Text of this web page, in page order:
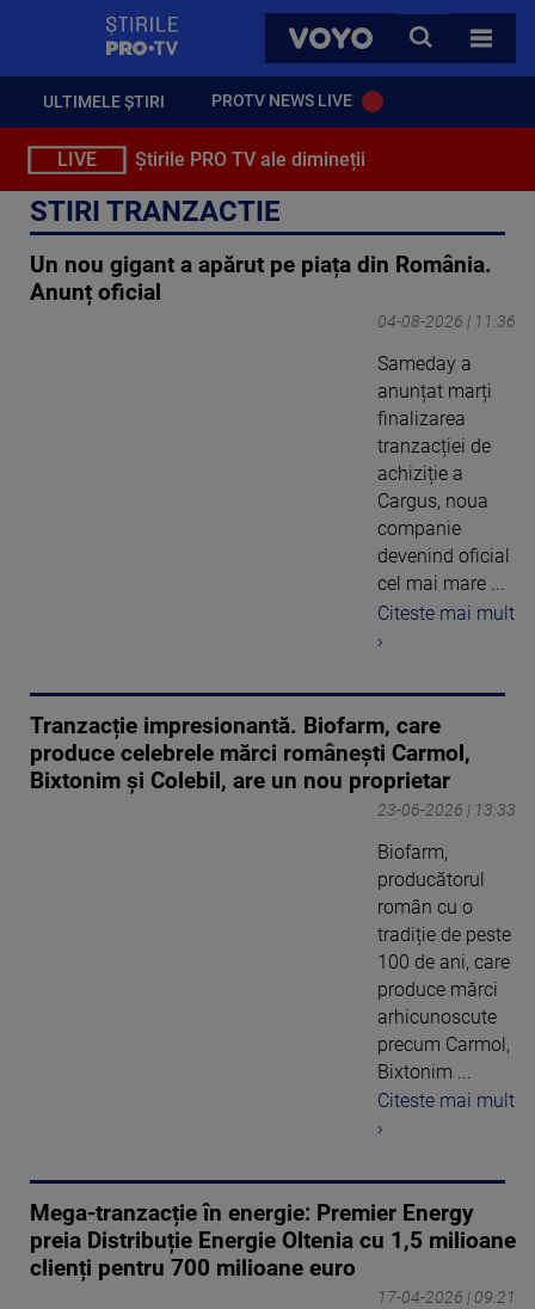
VOYO
CAUTA
TOATE
ULTIMELE ȘTIRI PROTV NEWS LIVE
LIVE Știrile PRO TV ale dimineții
STIRI TRANZACTIE
Un nou gigant a apărut pe piața din România.
Anunț oficial
04-08-2026 | 11:36
Sameday a
anunțat marți
finalizarea
tranzacției de
achiziție a
Cargus, noua
companie
devenind oficial
cel mai mare ...
Citeste mai mult
›
Tranzacție impresionantă. Biofarm, care
produce celebrele mărci românești Carmol,
Bixtonim și Colebil, are un nou proprietar
23-06-2026 | 13:33
Biofarm,
producătorul
român cu o
tradiție de peste
100 de ani, care
produce mărci
arhicunoscute
precum Carmol,
Bixtonim ...
Citeste mai mult
›
Mega-tranzacție în energie: Premier Energy
preia Distribuție Energie Oltenia cu 1,5 milioane
clienți pentru 700 milioane euro
17-04-2026 | 09:21